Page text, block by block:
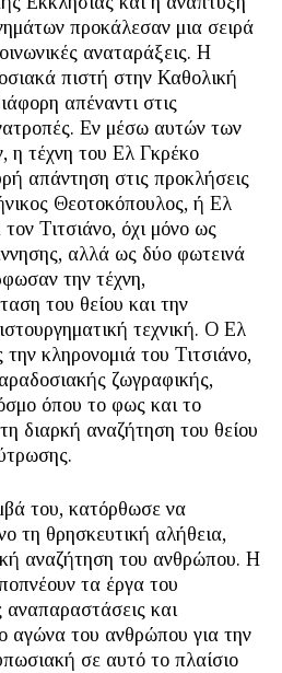
προκάλεσαν μια σειρά
αναταράξεις. Η
πιστή στην Καθολική
απέναντι στις
Εν μέσω αυτών των
η τέχνη του Ελ Γκρέκο
απάντηση στις προκλήσεις
Θεοτοκόπουλος, ή Ελ
Τιτσιάνο, όχι μόνο ως
αλλά ως δύο φωτεινά
την τέχνη,
του θείου και την
τεχνική. Ο Ελ
κληρονομιά του Τιτσιάνο,
ζωγραφικής,
όπου το φως και το
διαρκή αναζήτηση του θείου
του, κατόρθωσε να
τη θρησκευτική αλήθεια,
αναζήτηση του ανθρώπου. Η
τα έργα του
αναπαραστάσεις και
αγώνα του ανθρώπου για την
σε αυτό το πλαίσιο